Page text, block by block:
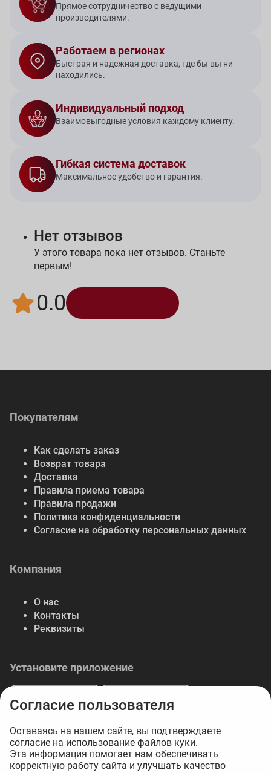
Прямое сотрудничество с ведущими
производителями.
Работаем в регионах
Быстрая и надежная доставка, где бы вы ни
находились.
Индивидуальный подход
Взаимовыгодные условия каждому клиенту.
Гибкая система доставок
Максимальное удобство и гарантия.
Нет отзывов
У этого товара пока нет отзывов. Станьте
первым!
0.0
Покупателям
Как сделать заказ
Возврат товара
Доставка
Правила приема товара
Правила продажи
Политика конфиденциальности
Согласие на обработку персональных данных
Компания
О нас
Контакты
Реквизиты
Установите приложение
© 2026 Либерте — весь спектр отделочных
материалов.
Согласие пользователя
Оставаясь на нашем сайте, вы подтверждаете
согласие на использование файлов куки.
Эта информация помогает нам обеспечивать
корректную работу сайта и улучшать качество